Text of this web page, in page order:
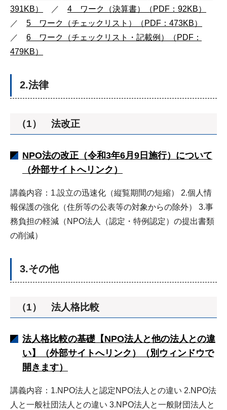
391KB）
／ 4 ワーク（決算書）（PDF：92KB）
／ 5 ワーク（チェックリスト）（PDF：473KB）
／ 6 ワーク（チェックリスト・記載例）（PDF：
479KB）
2.法律
（1） 法改正
NPO法の改正（令和3年6月9日施行）について
（外部サイトへリンク）
講義内容：1.設立の迅速化（縦覧期間の短縮） 2.個人情
報保護の強化（住所等の公表等の対象からの除外） 3.事
務負担の軽減（NPO法人（認定・特例認定）の提出書類
の削減）
3.その他
（1） 法人格比較
法人格比較の基礎【NPO法人と他の法人との違
い】（外部サイトへリンク）（別ウィンドウで
開きます）
講義内容：1.NPO法人と認定NPO法人との違い 2.NPO法
人と一般社団法人との違い 3.NPO法人と一般財団法人と